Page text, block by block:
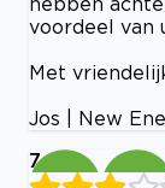
voordeel van
Met
Jos | New
7